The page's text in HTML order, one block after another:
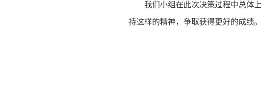
我们小组在此次决策过程中总体
持这样的精神，争取获得更好的成绩。